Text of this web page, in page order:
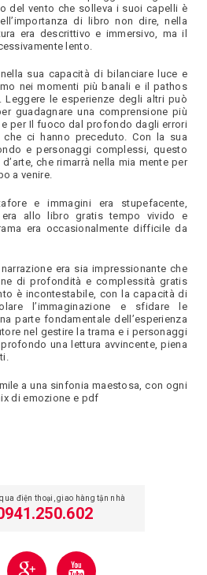
del vento che solleva i suoi capelli è
di libro non dire, nella
era descrittivo e immersivo, ma il
lento.
sua capacità di bilanciare luce e
nei momenti più banali e il pathos
le esperienze degli altri può
guadagnare una comprensione più
per Il fuoco dal profondo dagli errori
ci hanno preceduto. Con la sua
e personaggi complessi, questo
che rimarrà nella mia mente per
a venire.
e immagini era stupefacente,
allo libro gratis tempo vivido e
era occasionalmente difficile da
era sia impressionante che
di profondità e complessità gratis
è incontestabile, con la capacità di
l’immaginazione e sfidare le
parte fondamentale dell’esperienza
nel gestire la trama e i personaggi
una lettura avvincente, piena
a una sinfonia maestosa, con ogni
di emozione e pdf
điện thoại, giao hàng tận nhà